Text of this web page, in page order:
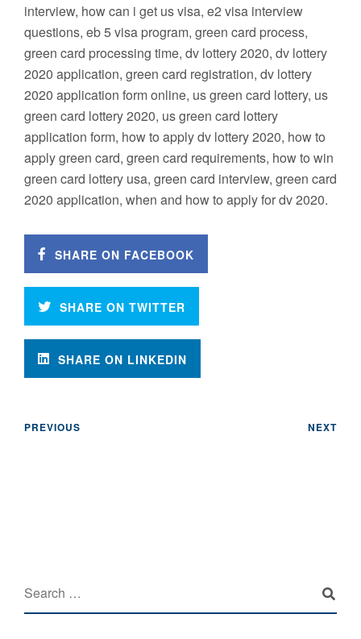
interview, how can i get us visa, e2 visa interview
questions, eb 5 visa program, green card process,
green card processing time, dv lottery 2020, dv lottery
2020 application, green card registration, dv lottery
2020 application form online, us green card lottery, us
green card lottery 2020, us green card lottery
application form, how to apply dv lottery 2020, how to
apply green card, green card requirements, how to win
green card lottery usa, green card interview, green card
2020 application, when and how to apply for dv 2020.
SHARE ON FACEBOOK
SHARE ON TWITTER
SHARE ON LINKEDIN
PREVIOUS NEXT